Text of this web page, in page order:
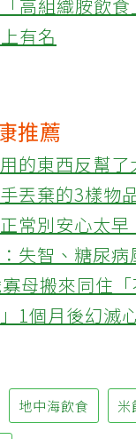
高組織胺飲
有名
推薦
的東西反幫了
丟棄的3樣物
常別安心太早
失智、糖尿病
母搬來同住
1個月後幻滅
地中海飲食 米